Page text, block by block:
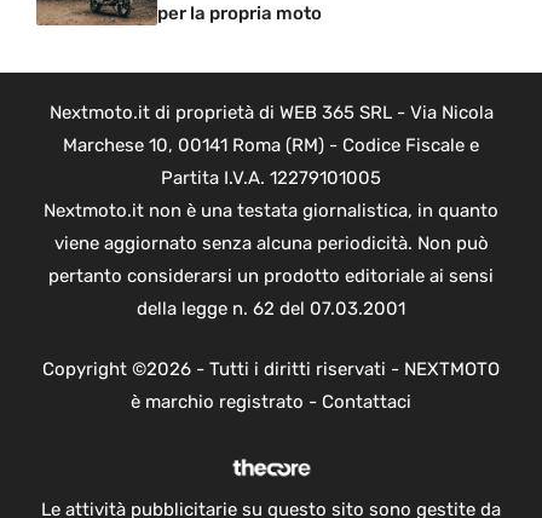
per la propria moto
Nextmoto.it di proprietà di WEB 365 SRL - Via Nicola
Marchese 10, 00141 Roma (RM) - Codice Fiscale e
Partita I.V.A. 12279101005
Nextmoto.it non è una testata giornalistica, in quanto
viene aggiornato senza alcuna periodicità. Non può
pertanto considerarsi un prodotto editoriale ai sensi
della legge n. 62 del 07.03.2001
Copyright ©2026 - Tutti i diritti riservati - NEXTMOTO
è marchio registrato - Contattaci
Le attività pubblicitarie su questo sito sono gestite da